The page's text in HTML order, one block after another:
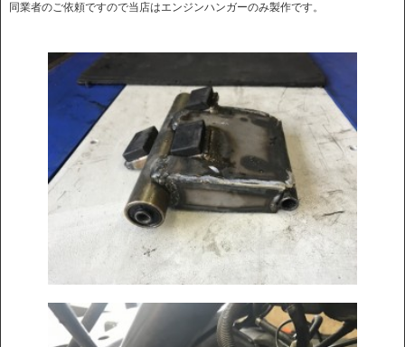
同業者のご依頼ですので当店はエンジンハンガーのみ製作です。